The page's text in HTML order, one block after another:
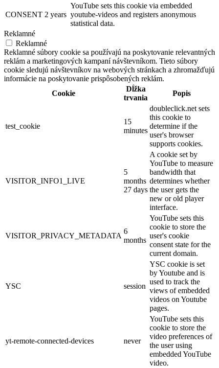
CONSENT 2 years
YouTube sets this cookie via embedded
youtube-videos and registers anonymous
statistical data.
Reklamné
Reklamné
Reklamné súbory cookie sa používajú na poskytovanie relevantných
reklám a marketingových kampaní návštevníkom. Tieto súbory
cookie sledujú návštevníkov na webových stránkach a zhromažďujú
informácie na poskytovanie prispôsobených reklám.
Cookie
Dĺžka
trvania
Popis
test_cookie
15
minutes
doubleclick.net sets
this cookie to
determine if the
user's browser
supports cookies.
VISITOR_INFO1_LIVE
5
months
27 days
A cookie set by
YouTube to measure
bandwidth that
determines whether
the user gets the
new or old player
interface.
VISITOR_PRIVACY_METADATA
6
months
YouTube sets this
cookie to store the
user's cookie
consent state for the
current domain.
YSC session
YSC cookie is set
by Youtube and is
used to track the
views of embedded
videos on Youtube
pages.
yt-remote-connected-devices never
YouTube sets this
cookie to store the
video preferences of
the user using
embedded YouTube
video.